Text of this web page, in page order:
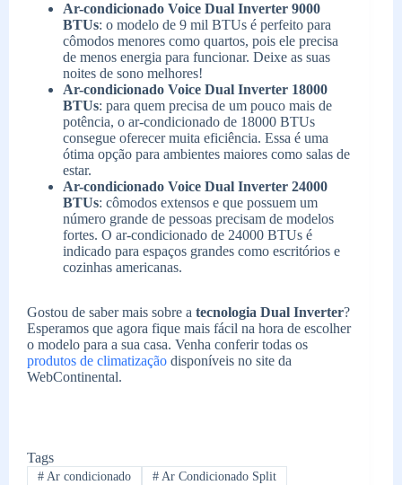
Ar-condicionado Voice Dual Inverter 9000
BTUs: o modelo de 9 mil BTUs é perfeito para
cômodos menores como quartos, pois ele precisa
de menos energia para funcionar. Deixe as suas
noites de sono melhores!
Ar-condicionado Voice Dual Inverter 18000
BTUs: para quem precisa de um pouco mais de
potência, o ar-condicionado de 18000 BTUs
consegue oferecer muita eficiência. Essa é uma
ótima opção para ambientes maiores como salas de
estar.
Ar-condicionado Voice Dual Inverter 24000
BTUs: cômodos extensos e que possuem um
número grande de pessoas precisam de modelos
fortes. O ar-condicionado de 24000 BTUs é
indicado para espaços grandes como escritórios e
cozinhas americanas.
Gostou de saber mais sobre a tecnologia Dual Inverter?
Esperamos que agora fique mais fácil na hora de escolher
o modelo para a sua casa. Venha conferir todas os
produtos de climatização disponíveis no site da
WebContinental.
Tags
#Ar condicionado #Ar Condicionado Split